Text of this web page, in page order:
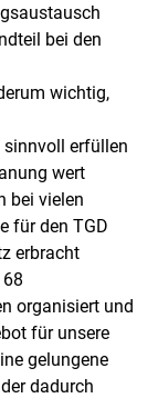
bei den
wichtig,
erfüllen
wert
bei vielen
für den TGD
erbracht
organisiert und
für unsere
gelungene
dadurch